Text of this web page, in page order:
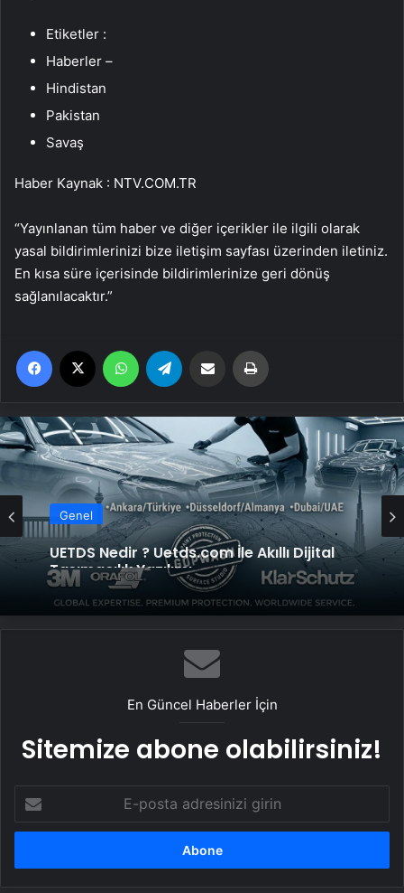
Etiketler :
Haberler –
Hindistan
Pakistan
Savaş
Haber Kaynak : NTV.COM.TR
“Yayınlanan tüm haber ve diğer içerikler ile ilgili olarak
yasal bildirimlerinizi bize iletişim sayfası üzerinden iletiniz.
En kısa süre içerisinde bildirimlerinize geri dönüş
sağlanılacaktır.”
Facebook WhatsApp Email'den paylaş
Genel
UETDS Nedir ? Uetds.com İle Akıllı Dijital
Taşımacılık Yazılımı
En Güncel Haberler İçin
Sitemize abone olabilirsiniz!
posta
adresinizi